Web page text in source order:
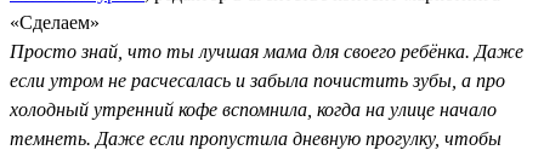
«Сделаем»
Просто знай, что ты лучшая мама для своего ребёнка. Даже
если утром не расчесалась и забыла почистить зубы, а про
холодный утренний кофе вспомнила, когда на улице начало
темнеть. Даже если пропустила дневную прогулку, чтобы